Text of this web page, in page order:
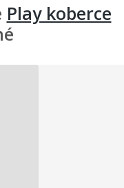
Play koberce